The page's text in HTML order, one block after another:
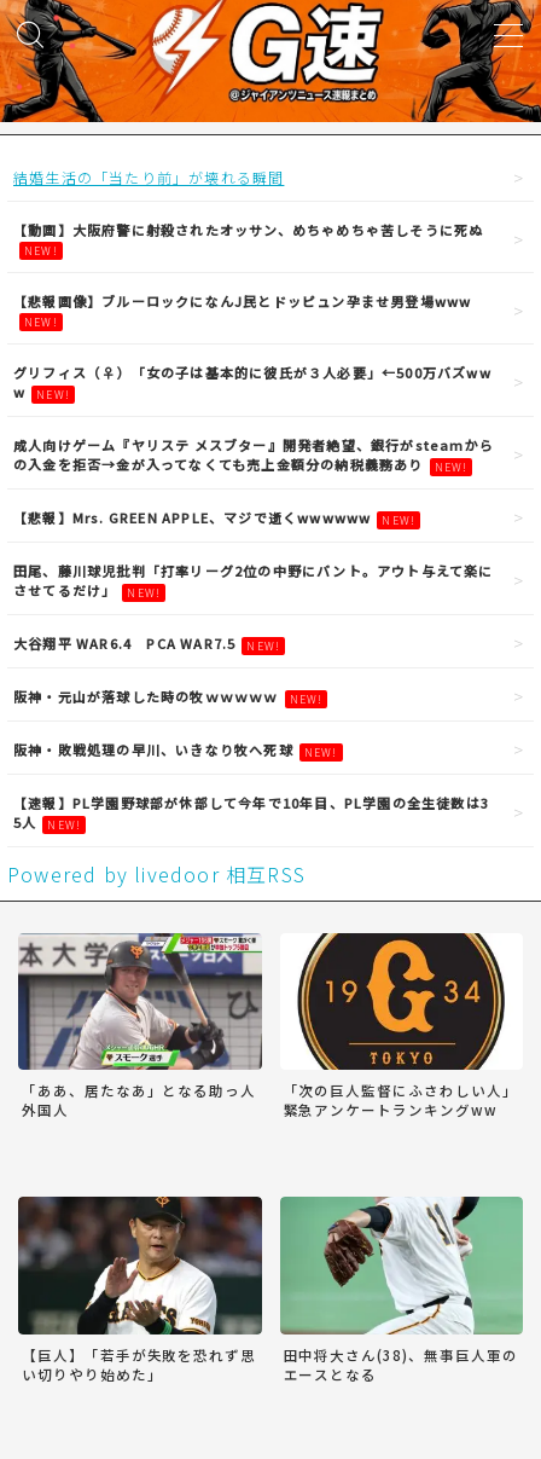
MENU
得点映像
試合結果
議論・雑談
結婚生活の「当たり前」が壊れる瞬間
【動画】大阪府警に射殺されたオッサン、めちゃめちゃ苦しそうに死ぬ
NEW!
【悲報画像】ブルーロックになんJ民とドッピュン孕ませ男登場www
NEW!
グリフィス（♀）「女の子は基本的に彼氏が３人必要」←500万バズww
w
NEW!
成人向けゲーム『ヤリステ メスブター』開発者絶望、銀行がsteamから
の入金を拒否→金が入ってなくても売上金額分の納税義務あり
NEW!
【悲報】Mrs. GREEN APPLE、マジで逝くwwwwww NEW!
田尾、藤川球児批判「打率リーグ2位の中野にバント。アウト与えて楽に
させてるだけ」
NEW!
大谷翔平 WAR6.4 PCA WAR7.5 NEW!
阪神・元山が落球した時の牧ｗｗｗｗｗ NEW!
阪神・敗戦処理の早川、いきなり牧へ死球 NEW!
【速報】PL学園野球部が休部して今年で10年目、PL学園の全生徒数は3
5人
NEW!
Powered by livedoor 相互RSS
「ああ、居たなあ」となる助っ人
外国人
「次の巨人監督にふさわしい人」
緊急アンケートランキングww
【巨人】「若手が失敗を恐れず思
い切りやり始めた」
田中将大さん(38)、無事巨人軍の
エースとなる